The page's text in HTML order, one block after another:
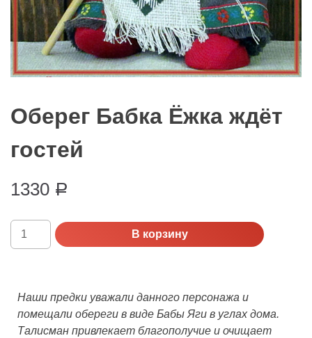
Оберег Бабка Ёжка ждёт
гостей
1330 Р
Количество
Оберег
ждёт
гостей
В корзину
Наши предки уважали данного персонажа и
помещали обереги в виде Бабы Яги в углах дома.
Талисман привлекает благополучие и очищает